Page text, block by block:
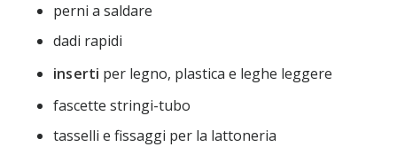
perni a saldare
dadi rapidi
inserti per legno, plastica e leghe leggere
fascette stringi-tubo
tasselli e fissaggi per la lattoneria